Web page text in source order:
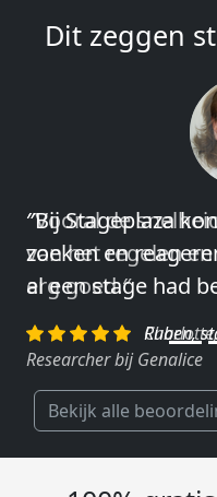
Dit zeggen
″Vooral de
van het regelen
erg goed.″
Researcher bij Genalice
Bekijk alle